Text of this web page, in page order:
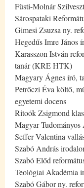
Füsti-Molnár
Sárospataki
Gimesi Zsuzsa ny.
Hegedűs Imre János
Karasszon István
tanár (KRE HTK)
Magyary Ágnes író,
Petrőczi Éva költő,
egyetemi docens
Ritoók Zsigmond
Magyar Tudományos
Seffer Valentina
Szabó András
Szabó Előd
Teológiai Akadémia
Szabó Gábor ny.